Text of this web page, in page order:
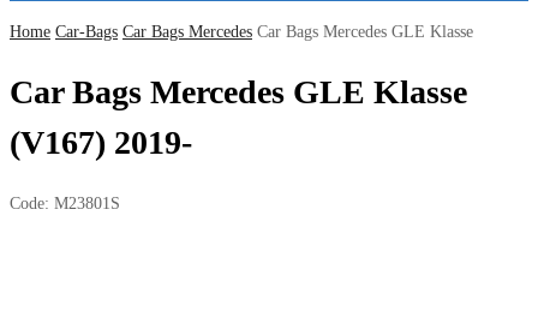
Home Car-Bags Car Bags Mercedes Car Bags Mercedes GLE Klasse
Car Bags Mercedes GLE Klasse
(V167) 2019-
Code: M23801S